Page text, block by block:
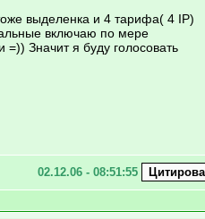
выделенка и 4 тарифа( 4 IP)
включаю по мере
=)) Значит я буду голосовать
02.12.06 - 08:51:55